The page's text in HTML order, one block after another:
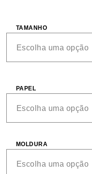
TAMANHO
PAPEL
MOLDURA